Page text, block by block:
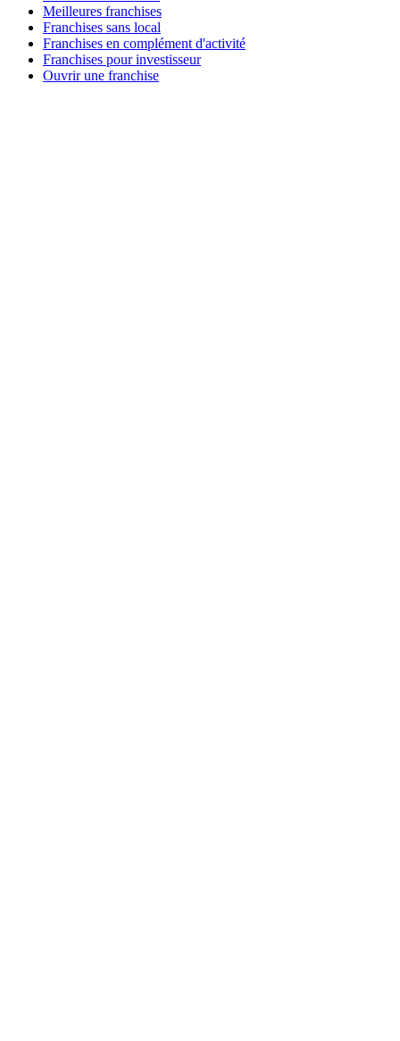
Meilleures franchises
Franchises sans local
Franchises en complément d'activité
Franchises pour investisseur
Ouvrir une franchise